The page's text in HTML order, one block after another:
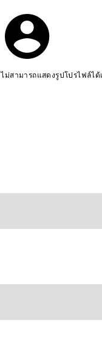
ไม่สามารถแสดงรูปโปรไฟล์ไ